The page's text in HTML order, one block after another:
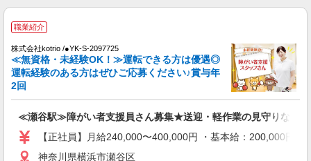
歓迎 ・認知症介護基礎研修 ・初任者研修 ・実務
作業の見守りなど
【正社員】月給240,000〜400,000円 ・基本
給：200,000円〜220,000円 ・資格手当：10,000〜
30,000円 ・役職手当：10,000〜70,000円 ・処遇改
善手当：20,000〜60,000円（勤続年数、保有資格
により変動） ・固定残業手当：20,000円（10時
間） ※固定残業時間を超過する場合には超過勤務
手当として別途支給 ・夜勤手当：10,000円/1回
キープ 詳細を見る
派遣社員
職業紹介
株式会社kotrio /●YK-S-2097725
≪無資格・未経験OK！≫運転できる方は優遇◎
運転経験のある方はぜひご応募ください♪賞与年
2回
≪瀬谷駅≫障がい者支援員さん募集★送迎・軽作業の見守りなど
【正社員】月給240,000〜400,000円 ・基本給：200,000円
神奈川県横浜市瀬谷区